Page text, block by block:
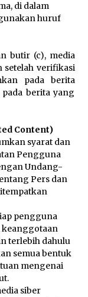
di dalam
huruf
butir (c), media
setelah verifikasi
pada berita
berita yang
Content)
syarat dan
Pengguna
Undang-
Pers dan
pengguna
terlebih dahulu
semua bentuk
mengenai
siber